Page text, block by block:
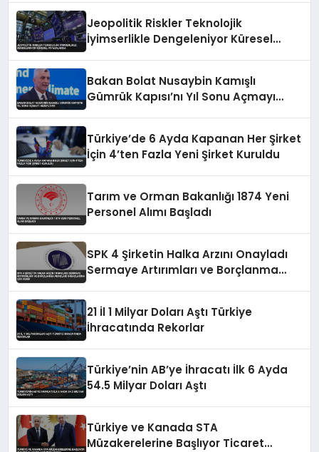
Jeopolitik Riskler Teknolojik
İyimserlikle Dengeleniyor Küresel
Bakan Bolat Nusaybin Kamışlı
Gümrük Kapısı’nı Yıl Sonu Açmayı
Türkiye’de 6 Ayda Kapanan Her Şirket
İçin 4’ten Fazla Yeni Şirket Kuruldu
Tarım ve Orman Bakanlığı 1874 Yeni
Personel Alımı Başladı
SPK 4 Şirketin Halka Arzını Onayladı
Sermaye Artırımları ve Borçlanma
21 İl 1 Milyar Doları Aştı Türkiye
İhracatında Rekorlar
Türkiye’nin AB’ye İhracatı İlk 6 Ayda
54.5 Milyar Doları Aştı
Türkiye ve Kanada STA
Müzakerelerine Başlıyor Ticaret